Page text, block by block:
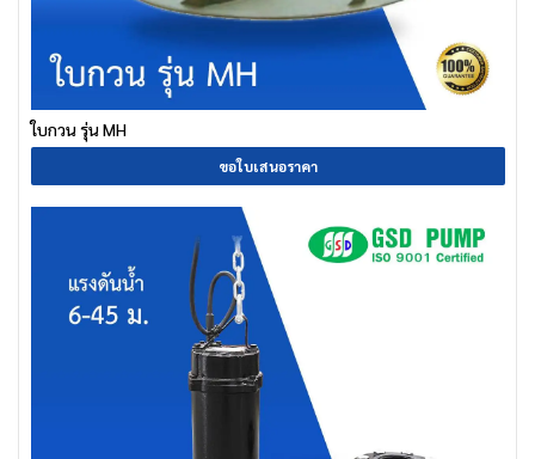
ใบกวน รุ่น MH
ขอใบเสนอราคา